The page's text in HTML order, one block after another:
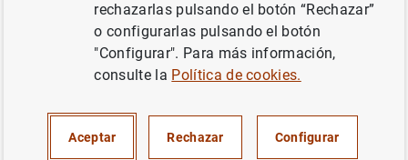
POLÍTICA MONETARIA
ESPAÑA SITUACIÓN ECONÓMICA
rechazarlas pulsando el botón “Rechazar”
o configurarlas pulsando el botón
"Configurar". Para más información,
consulte la Política de cookies.
Aceptar Rechazar Configurar